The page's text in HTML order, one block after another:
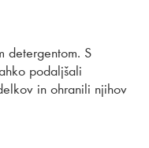
detergentom. S
podaljšali
in ohranili njihov